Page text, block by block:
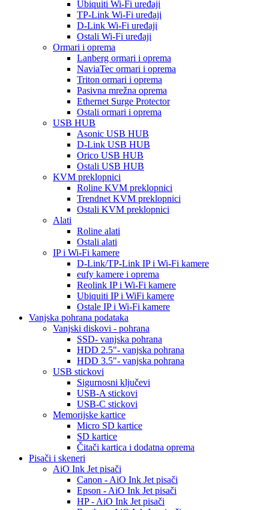
Ubiquiti Wi-Fi uređaji
TP-Link Wi-Fi uređaji
D-Link Wi-Fi uređaji
Ostali Wi-Fi uređaji
Ormari i oprema
Lanberg ormari i oprema
NaviaTec ormari i oprema
Triton ormari i oprema
Pasivna mrežna oprema
Ethernet Surge Protector
Ostali ormari i oprema
USB HUB
Asonic USB HUB
D-Link USB HUB
Orico USB HUB
Ostali USB HUB
KVM preklopnici
Roline KVM preklopnici
Trendnet KVM preklopnici
Ostali KVM preklopnici
Alati
Roline alati
Ostali alati
IP i Wi-Fi kamere
D-Link/TP-Link IP i Wi-Fi kamere
eufy kamere i oprema
Reolink IP i Wi-Fi kamere
Ubiquiti IP i WiFi kamere
Ostale IP i Wi-Fi kamere
Vanjska pohrana podataka
Vanjski diskovi - pohrana
SSD- vanjska pohrana
HDD 2.5"- vanjska pohrana
HDD 3.5"- vanjska pohrana
USB stickovi
Sigurnosni ključevi
USB-A stickovi
USB-C stickovi
Memorijske kartice
Micro SD kartice
SD kartice
Čitači kartica i dodatna oprema
Pisači i skeneri
AiO Ink Jet pisači
Canon - AiO Ink Jet pisači
Epson - AiO Ink Jet pisači
HP - AiO Ink Jet pisači